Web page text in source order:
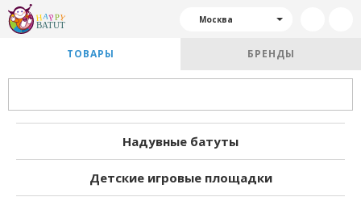
Москва
ТОВАРЫ БРЕНДЫ
Надувные батуты
Детские игровые площадки